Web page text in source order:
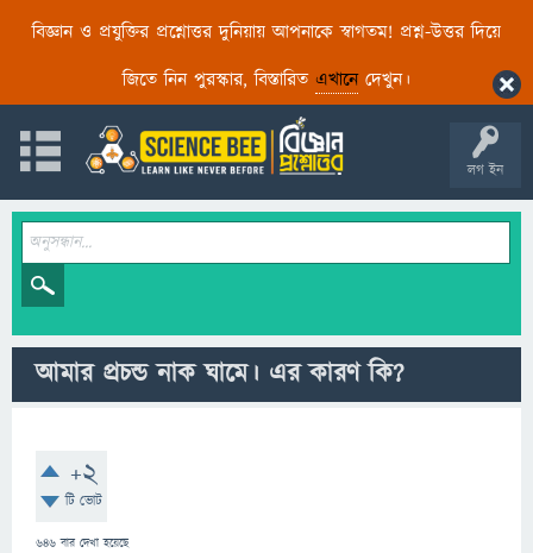
বিজ্ঞান ও প্রযুক্তির প্রশ্নোত্তর দুনিয়ায় আপনাকে স্বাগতম! প্রশ্ন-উত্তর দিয়ে
জিতে নিন পুরস্কার, বিস্তারিত এখানেদেখুন।
লগ ইন
আমার প্রচন্ড নাক ঘামে। এর কারণ কি?
+2
টি ভোট
646 বার দেখা হয়েছে